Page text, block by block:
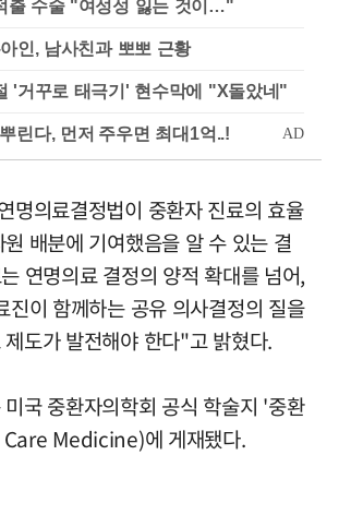
출 수술 "여성성 잃는 것이…"
인, 남사친과 뽀뽀 근황
'거꾸로 태극기' 현수막에 "X돌았네"
명의료결정법이 중환자 진료의 효율
배분에 기여했음을 알 수 있는 결
연명의료 결정의 양적 확대를 넘어,
진이 함께하는 공유 의사결정의 질을
도가 발전해야 한다"고 밝혔다.
국 중환자의학회 공식 학술지 '중환
Medicine)에 게재됐다.